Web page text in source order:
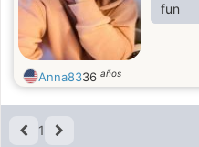
fun
Anna8336 años
1